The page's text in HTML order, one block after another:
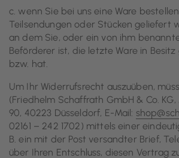
c. wenn Sie bei uns eine Ware
Teilsendungen oder Stücken geliefert
an dem Sie, oder ein von ihm
Beförderer ist, die letzte Ware in
bzw. hat.
Um Ihr Widerrufsrecht auszuüben,
(Friedhelm Schaffrath GmbH & Co.
90, 40223 Düsseldorf, E-Mail:
02161 – 242 1702) mittels einer
B. ein mit der Post versandter Brief,
über Ihren Entschluss, diesen Vertrag